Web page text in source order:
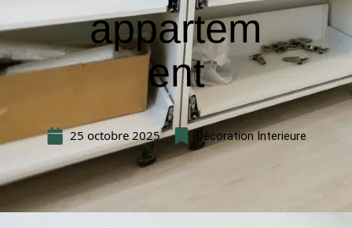
appartem
ent
25 octobre 2025 Décoration Interieure